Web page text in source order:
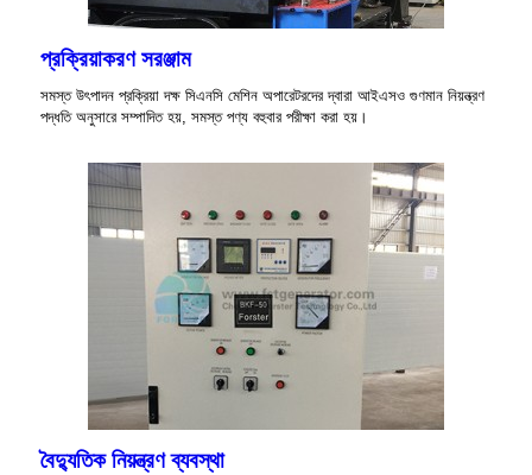
প্রক্রিয়াকরণ সরঞ্জাম
সমস্ত উৎপাদন প্রক্রিয়া দক্ষ সিএনসি মেশিন অপারেটরদের দ্বারা আইএসও গুণমান নিয়ন্ত্রণ
পদ্ধতি অনুসারে সম্পাদিত হয়, সমস্ত পণ্য বহুবার পরীক্ষা করা হয়।
বৈদ্যুতিক নিয়ন্ত্রণ ব্যবস্থা